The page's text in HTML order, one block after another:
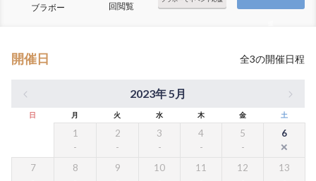
ブラボー 回閲覧
開催日 全3の開催日程
2023年 5月
日 月 火 水 木 金 土
1 2 3 4 5 6
7 8 9 10 11 12 13